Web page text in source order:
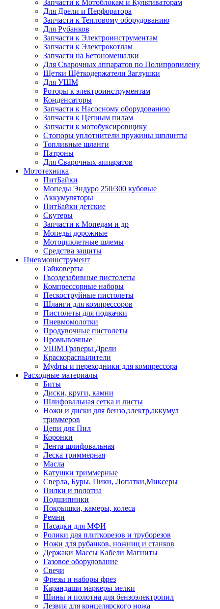
Запчасти к Мотоблокам и Культиваторам
Для Дрели и Перфоратора
Запчасти к Тепловому оборудованию
Для Рубанков
Запчасти к Электроинструментам
Запчасти к Электрокотлам
Запчасти на Бетономешалки
Для Сварочных аппаратов по Полипропилену
Щетки Щёткодержатели Заглушки
Для УШМ
Роторы к электроинструментам
Конденсаторы
Запчасти к Насосному оборудованию
Запчасти к Цепным пилам
Запчасти к мотобуксировщику
Стопоры уплотнители пружины шплинты
Топливные шланги
Патроны
Для Сварочных аппаратов
Мототехника
ПитБайки
Мопеды Эндуро 250/300 кубовые
Аккумуляторы
ПитБайки детские
Скутеры
Запчасти к Мопедам и др
Мопеды дорожные
Мотоциклетные шлемы
Средства защиты
Пневмоинструмент
Гайковерты
Гвоздезабивные пистолеты
Компрессорные наборы
Пескоструйные пистолеты
Шланги для компрессоров
Пистолеты для подкачки
Пневмомолотки
Продувочные пистолеты
Промывочные
УШМ Граверы Дрели
Краскораспылители
Муфты и переходники для компрессора
Расходные материалы
Биты
Диски, круги, камни
Шлифовальная сетка и листы
Ножи и диски для бензо,электр,аккумул
триммеров
Цепи для Пил
Коронки
Лента шлифовальная
Леска триммерная
Масла
Катушки триммерные
Сверла, Буры, Пики, Лопатки,Миксеры
Пилки и полотна
Подшипники
Покрышки, камеры, колеса
Ремни
Насадки для МФИ
Ролики для плиткорезов и труборезов
Ножи для рубанков, ножниц и станков
Держаки Массы Кабели Магниты
Газовое оборудование
Свечи
Фрезы и наборы фрез
Карандаши маркеры мелки
Шины и полотна для бензоэлектропил
Лезвия для концелярского ножа